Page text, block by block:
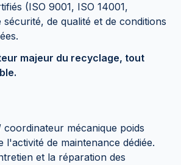
(ISO 9001, ISO 14001,
de qualité et de conditions
majeur du recyclage, tout
mécanique poids
l'activité de maintenance dédiée.
et la réparation des